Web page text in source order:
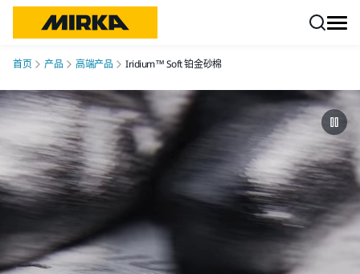
首页 产品 高端产品 Iridium™ Soft 铂金砂棉